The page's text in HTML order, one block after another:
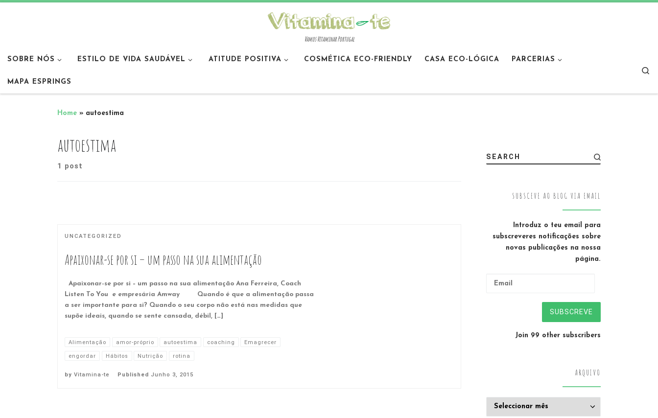
Vamos Vitaminar Portugal
SOBRE NÓS ESTILO DE VIDA SAUDÁVEL ATITUDE POSITIVA COSMÉTICA ECO-FRIENDLY CASA ECO-LÓGICA PARCERIAS
MAPA ESPRINGS
Home » autoestima
autoestima
1 post
UNCATEGORIZED
Apaixonar-se por si – um passo na sua alimentação
Apaixonar-se por si – um passo na sua alimentação Ana Ferreira, Coach
Listen To You e empresária Amway Quando é que a alimentação passa
a ser importante para si? Quando o seu corpo não está nas medidas que
supõe ideais, quando se sente cansada, débil, […]
Alimentação amor-próprio autoestima coaching Emagrecer
engordar Hábitos Nutrição rotina
by Vitamina-te Published Junho 3, 2015
SEARCH
SUBSCEVE AO BLOG VIA EMAIL
Introduz o teu email para
subscreveres notificações sobre
novas publicações na nossa
página.
SUBSCREVE
Join 99 other subscribers
ARQUIVO